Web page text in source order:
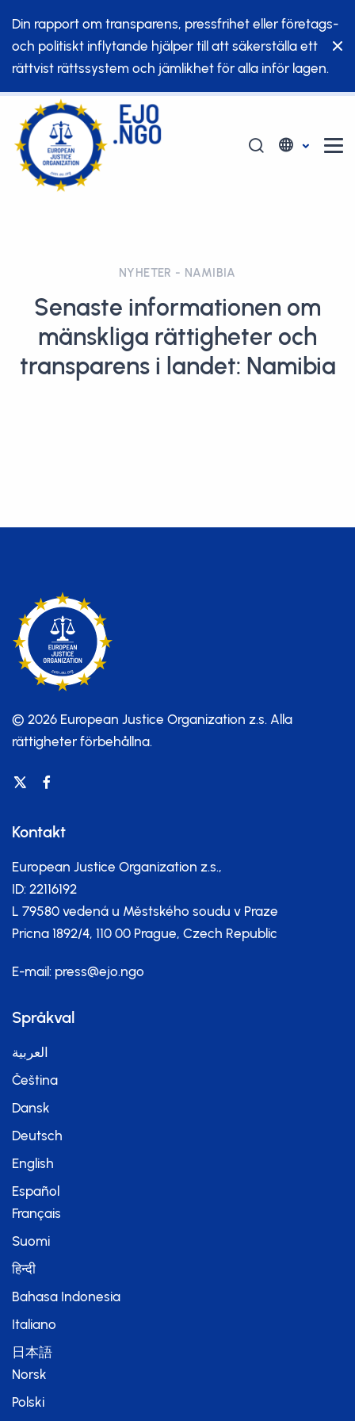
Din rapport om transparens, pressfrihet eller företags-
och politiskt inflytande hjälper till att säkerställa ett
rättvist rättssystem och jämlikhet för alla inför lagen.
NYHETER - NAMIBIA
Senaste informationen om
mänskliga rättigheter och
transparens i landet: Namibia
© 2026 European Justice Organization z.s. Alla
rättigheter förbehållna.
Kontakt
European Justice Organization z.s.,
ID: 22116192
L 79580 vedená u Městského soudu v Praze
Pricna 1892/4, 110 00 Prague, Czech Republic
E-mail: press@ejo.ngo
Språkval
العربية
Čeština
Dansk
Deutsch
English
Español
Français
Suomi
हिन्दी
Bahasa Indonesia
Italiano
日本語
Norsk
Polski